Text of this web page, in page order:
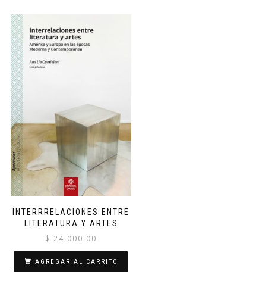
INTERRRELACIONES ENTRE
LITERATURA Y ARTES
$ 24,000.00
AGREGAR AL CARRITO